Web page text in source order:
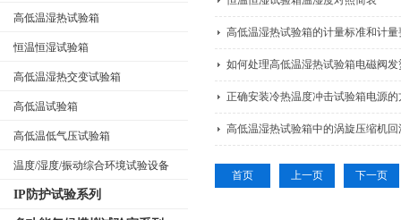
高低温湿热试验箱
恒温恒湿试验箱
高低温湿热交变试验箱
高低温试验箱
高低温低气压试验箱
温度/湿度/振动综合环境试验设备
IP防护试验系列
高低温湿热试验箱的计量标准和计量
如何处理高低温湿热试验箱电磁阀发
正确安装冷热温度冲击试验箱电源的
高低温湿热试验箱中的涡旋压缩机
首页 上一页 下一页